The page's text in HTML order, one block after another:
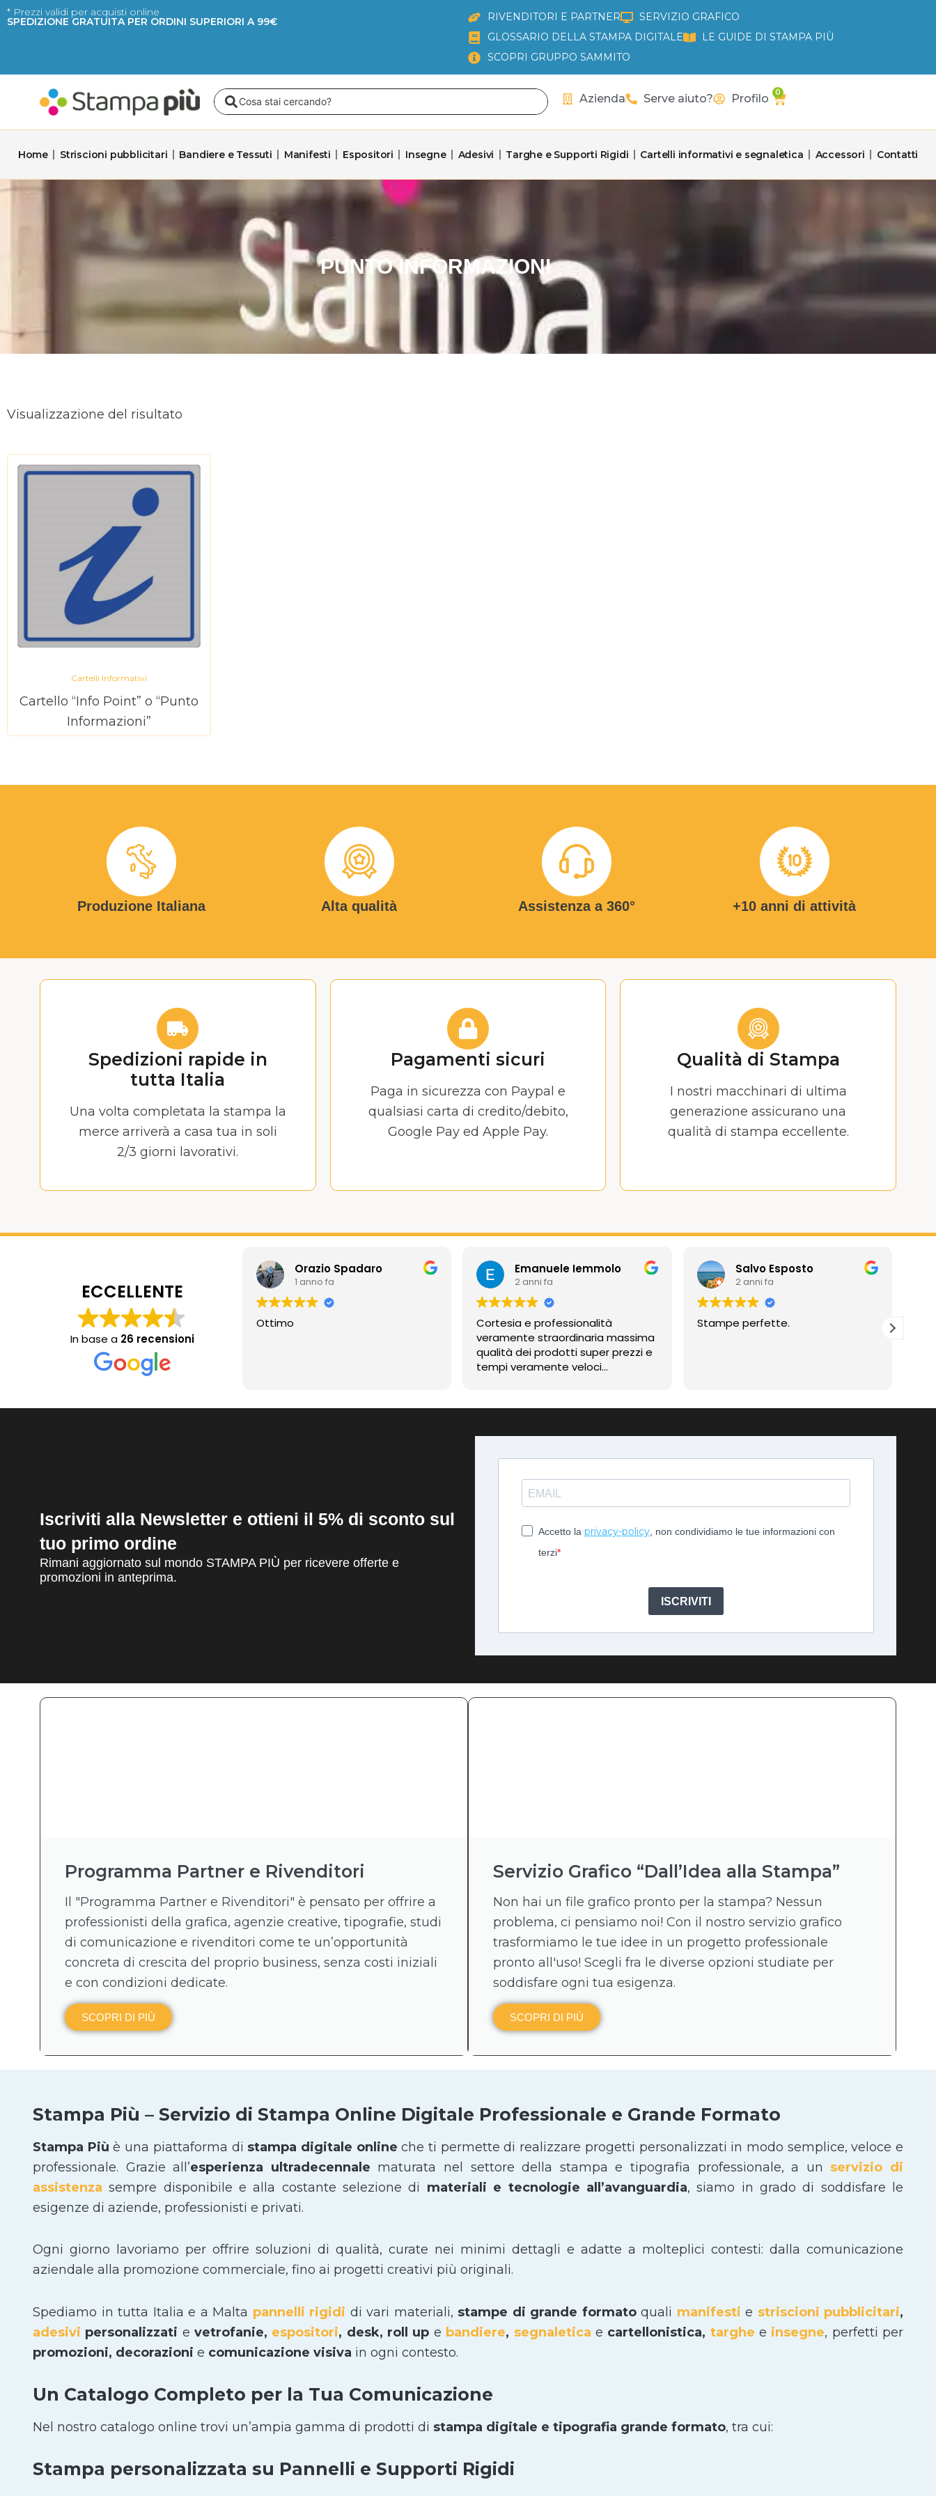
Vai
al
* Prezzi validi per acquisti online
SPEDIZIONE GRATUITA PER ORDINI SUPERIORI A 99€ RIVENDITORI E PARTNER
SERVIZIO GRAFICO
GLOSSARIO DELLA STAMPA DIGITALE
LE GUIDE DI STAMPA PIÙ
SCOPRI GRUPPO SAMMITO
Search
Azienda Serve aiuto? Profilo 0
Carrello
Home Striscioni pubblicitari Bandiere e Tessuti Manifesti Espositori Insegne Adesivi Targhe e Supporti Rigidi Cartelli informativi e segnaletica Accessori Contatti
PUNTO INFORMAZIONI
Visualizzazione del risultato
Cartelli Informativi
Cartello “Info Point” o “Punto
Informazioni”
Produzione Italiana Alta qualità Assistenza a 360° +10 anni di attività
Spedizioni rapide in
tutta Italia
Una volta completata la stampa la
merce arriverà a casa tua in soli
2/3 giorni lavorativi.
Pagamenti sicuri
Paga in sicurezza con Paypal e
qualsiasi carta di credito/debito,
Google Pay ed Apple Pay.
Qualità di Stampa
I nostri macchinari di ultima
generazione assicurano una
qualità di stampa eccellente.
ECCELLENTE
In base a 26 recensioni
Orazio Spadaro
1 anno fa
Ottimo
Emanuele Iemmolo
2 anni fa
Cortesia e professionalità
veramente straordinaria massima
qualità dei prodotti super prezzi e
tempi veramente veloci
Salvo Esposto
2 anni fa
Stampe perfette.
Iscriviti alla Newsletter e ottieni il 5% di sconto sul
tuo primo ordine
Rimani aggiornato sul mondo STAMPA PIÙ per ricevere offerte e
promozioni in anteprima.
Accetto la privacy-policy, non condividiamo le tue informazioni con
terzi
ISCRIVITI
Programma Partner e Rivenditori
Il "Programma Partner e Rivenditori" è pensato per offrire a
professionisti della grafica, agenzie creative, tipografie, studi
di comunicazione e rivenditori come te un’opportunità
concreta di crescita del proprio business, senza costi iniziali
e con condizioni dedicate.
SCOPRI DI PIÙ
Servizio Grafico “Dall’Idea alla Stampa”
Non hai un file grafico pronto per la stampa? Nessun
problema, ci pensiamo noi! Con il nostro servizio grafico
trasformiamo le tue idee in un progetto professionale
pronto all'uso! Scegli fra le diverse opzioni studiate per
soddisfare ogni tua esigenza.
SCOPRI DI PIÙ
Stampa Più – Servizio di Stampa Online Digitale Professionale e Grande Formato
Stampa Più è una piattaforma di stampa digitale online che ti permette di realizzare progetti personalizzati in modo semplice, veloce e
professionale. Grazie all’esperienza ultradecennale maturata nel settore della stampa e tipografia professionale, a un servizio di
assistenza sempre disponibile e alla costante selezione di materiali e tecnologie all’avanguardia, siamo in grado di soddisfare le
esigenze di aziende, professionisti e privati.
Ogni giorno lavoriamo per offrire soluzioni di qualità, curate nei minimi dettagli e adatte a molteplici contesti: dalla comunicazione
aziendale alla promozione commerciale, fino ai progetti creativi più originali.
Spediamo in tutta Italia e a Malta pannelli rigidi di vari materiali, stampe di grande formato quali manifesti e striscioni pubblicitari,
adesivi personalizzati e vetrofanie, espositori, desk, roll up e bandiere, segnaletica e cartellonistica, targhee insegne, perfetti per
promozioni, decorazioni e comunicazione visiva in ogni contesto.
Un Catalogo Completo per la Tua Comunicazione
Nel nostro catalogo online trovi un’ampia gamma di prodotti di stampa digitale e tipografia grande formato, tra cui:
Stampa personalizzata su Pannelli e Supporti Rigidi